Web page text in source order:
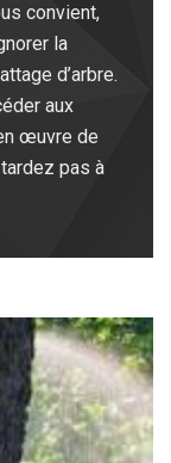
convient,
la
d’arbre.
aux
œuvre de
pas à